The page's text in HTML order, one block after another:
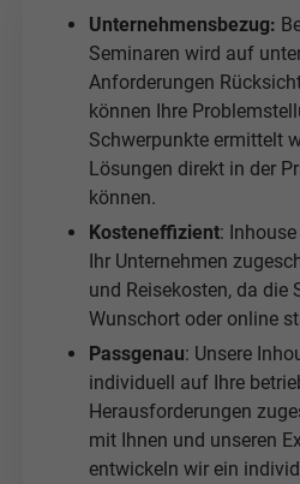
Unternehmensbezug:
Seminaren wird auf
Anforderungen
können Ihre
Schwerpunkte ermittelt
Lösungen direkt in der
können.
Kosteneffizient:
Ihr Unternehmen
und Reisekosten, da die
Wunschort oder online
Passgenau: Unsere
individuell auf Ihre
Herausforderungen
mit Ihnen und unseren
entwickeln wir ein